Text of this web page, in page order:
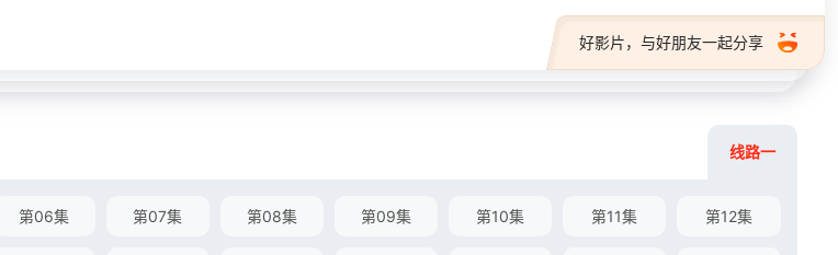
好影片，与好朋友一起分享
线路一
第06集 第07集 第08集 第09集 第10集 第11集 第12集